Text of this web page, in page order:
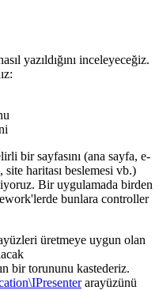
yazıldığını inceleyeceğiz.
bir sayfasını (ana sayfa, e-
haritası beslemesi vb.)
Bir uygulamada birden
bunlara controller
üretmeye uygun olan
bir torununu kastederiz.
arayüzünü